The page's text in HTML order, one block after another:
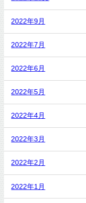
2022年9月
2022年7月
2022年6月
2022年5月
2022年4月
2022年3月
2022年2月
2022年1月